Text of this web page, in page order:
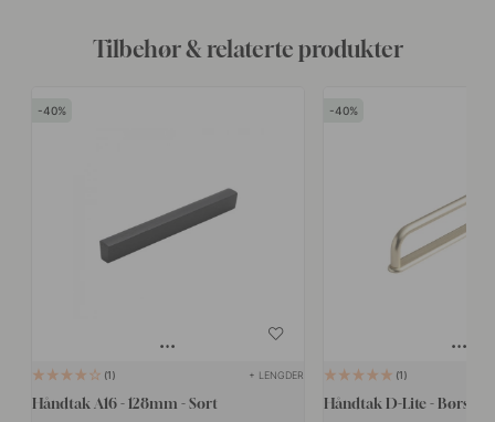
Tilbehør & relaterte produkter
40
1 + LENGDER
Håndtak A16 - 128mm - Sort
40
1
Håndtak D-Lite - Børstet